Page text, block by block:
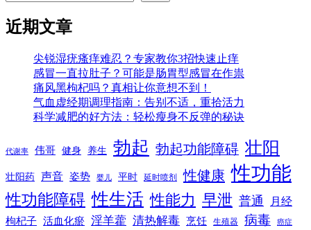
近期文章
尖锐湿疣瘙痒难忍？专家教你3招快速止痒
感冒一直拉肚子？可能是肠胃型感冒在作祟
痛风黑枸杞吗？真相让你意想不到！
气血虚经期调理指南：告别不适，重拾活力
科学减肥的好方法：轻松瘦身不反弹的秘诀
代谢率 伟哥 健身 养生 勃起 勃起功能障碍 壮阳
壮阳药 声音 姿势 婴儿 平时 延时喷剂 性健康 性功能
性功能障碍 性生活 性能力 早泄 普通 月经
枸杞子 活血化瘀 淫羊藿 清热解毒 烹饪 生殖器 病毒 癌症